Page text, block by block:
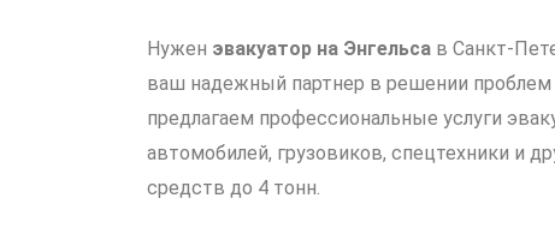
Нужен эвакуатор на Энгельса в Санкт-
ваш надежный партнер в решении
предлагаем профессиональные услуги
автомобилей, грузовиков, спецтехники и
средств до 4 тонн.